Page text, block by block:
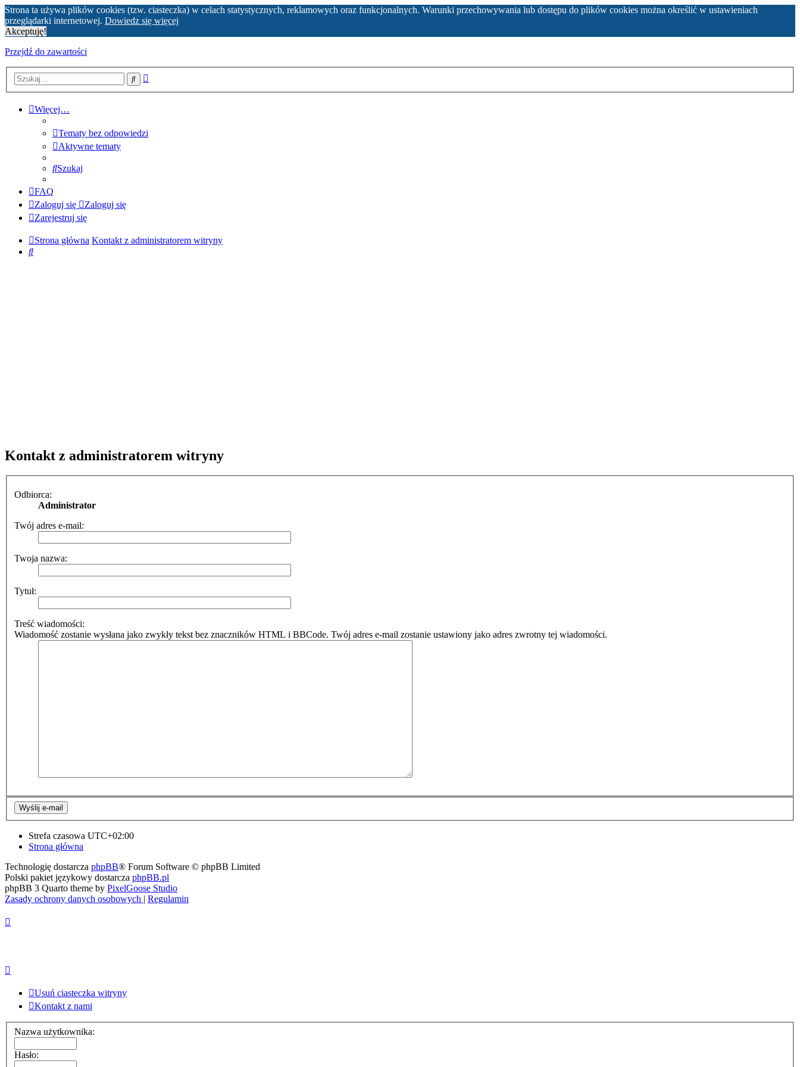
Strona ta używa plików cookies (tzw. ciasteczka) w celach statystycznych, reklamowych oraz funkcjonalnych. Warunki przechowywania lub dostępu do plików cookies można określić w ustawieniach
przeglądarki internetowej. Dowiedz się więcej
Akceptuję!
Przejdź do zawartości
Szukaj
Więcej…
Tematy bez odpowiedzi
Aktywne tematy
Szukaj
FAQ
Zaloguj się
Zaloguj się
Zarejestruj się
Strona główna Kontakt z administratorem witryny
Szukaj
Kontakt z administratorem witryny
Odbiorca:
Administrator
Twój adres e-mail:
Twoja nazwa:
Tytuł:
Treść wiadomości:
Wiadomość zostanie wysłana jako zwykły tekst bez znaczników HTML i BBCode. Twój adres e-mail zostanie ustawiony jako adres zwrotny tej wiadomości.
Strefa czasowa UTC+02:00
Strona główna
Technologię dostarcza phpBB® Forum Software © phpBB Limited
Polski pakiet językowy dostarcza phpBB.pl
phpBB 3 Quarto theme by PixelGoose Studio
Zasady ochrony danych osobowych | Regulamin
Usuń ciasteczka witryny
Kontakt z nami
Nazwa użytkownika:
Hasło: